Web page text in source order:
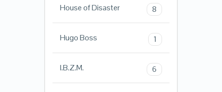
House of Disaster 8
Hugo Boss 1
I.B.Z.M. 6